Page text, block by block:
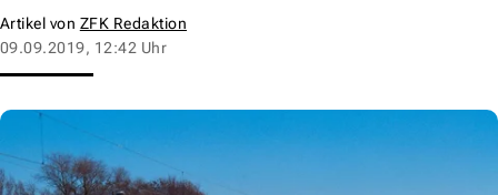
Artikel von ZFK Redaktion
09.09.2019, 12:42 Uhr